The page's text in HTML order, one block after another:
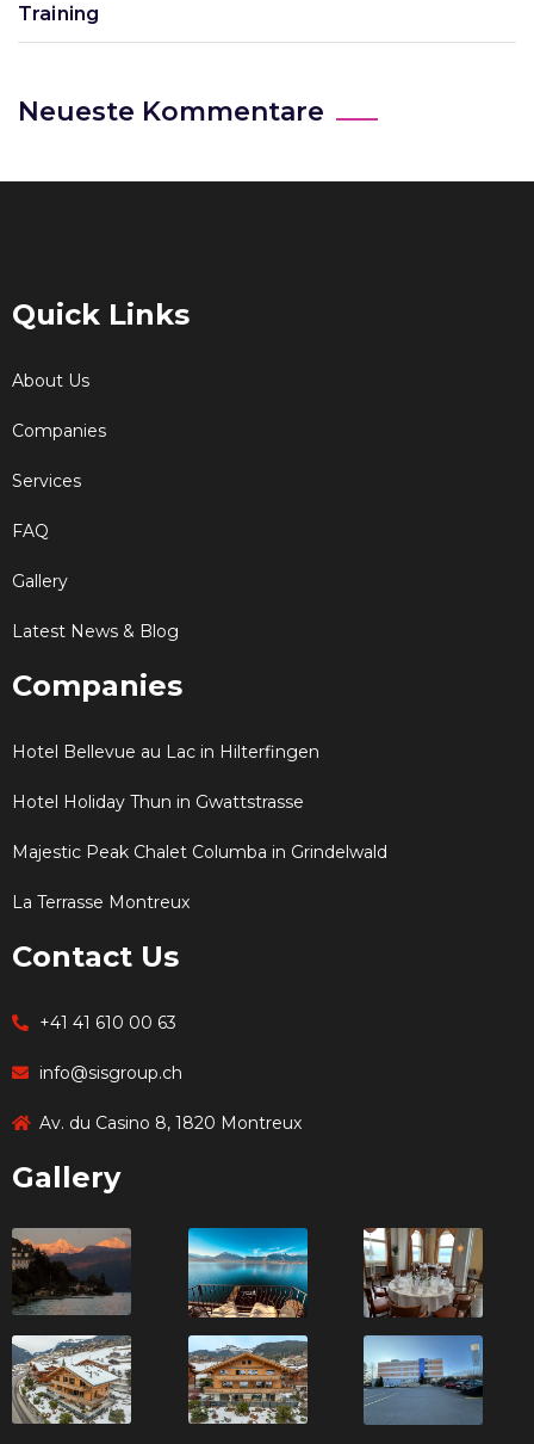
Training
Neueste Kommentare
Quick Links
About Us
Companies
Services
FAQ
Gallery
Latest News & Blog
Companies
Hotel Bellevue au Lac in Hilterfingen
Hotel Holiday Thun in Gwattstrasse
Majestic Peak Chalet Columba in Grindelwald
La Terrasse Montreux
Contact Us
+41 41 610 00 63
info@sisgroup.ch
Av. du Casino 8, 1820 Montreux
Gallery